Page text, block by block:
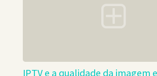
IPTV e a qualidade da imagem